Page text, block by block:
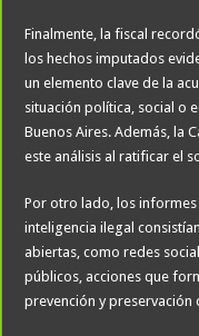
Finalmente, la fiscal
los hechos imputados
un elemento clave de la
situación política, social o
Buenos Aires. Además, la
este análisis al ratificar el
Por otro lado, los
inteligencia ilegal
abiertas, como redes
públicos, acciones que
prevención y